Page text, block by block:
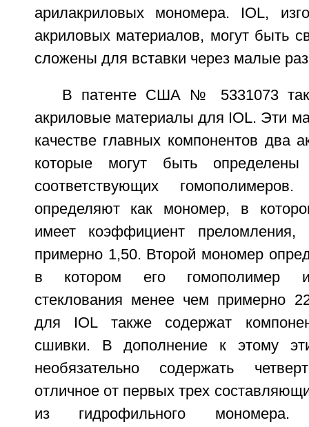
арилакриловых мономера. IOL,
акриловых материалов, могут быть
сложены для вставки через малые
В патенте США № 5331073
акриловые материалы для IOL. Эти
качестве главных компонентов два
которые могут быть
соответствующих
определяют как мономер, в
имеет коэффициент
примерно 1,50. Второй мономер
в котором его гомополимер
стеклования менее чем примерно
для IOL также содержат
сшивки. В дополнение к этому
необязательно содержать
отличное от первых трех
из гидрофильного